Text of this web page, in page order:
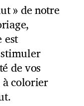
» de notre
est
de vos
à colorier